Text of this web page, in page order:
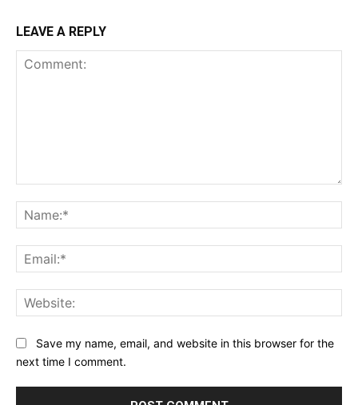
LEAVE A REPLY
Save my name, email, and website in this browser for the
next time I comment.